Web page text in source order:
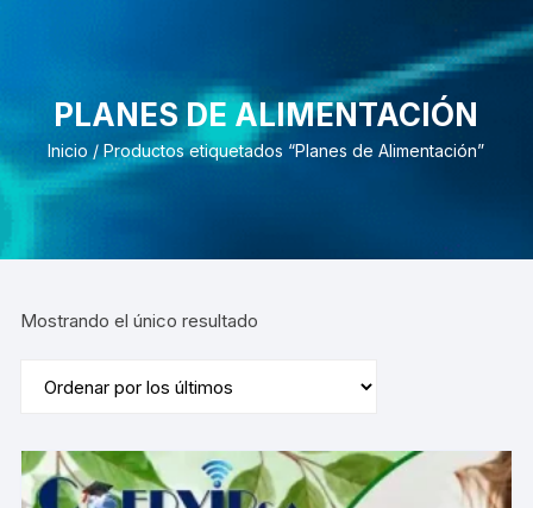
PLANES DE ALIMENTACIÓN
Inicio / Productos etiquetados “Planes de Alimentación”
Mostrando el único resultado